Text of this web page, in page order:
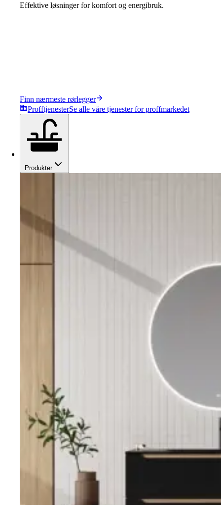
Effektive løsninger for komfort og energibruk.
Finn nærmeste rørlegger
ProfftjenesterSe alle våre tjenester for proffmarkedet
Produkter